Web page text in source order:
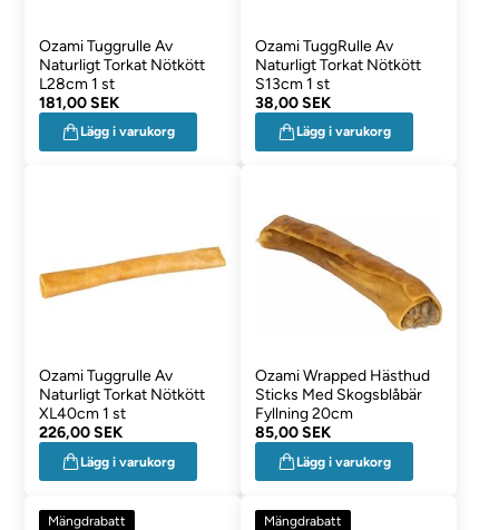
Ozami Tuggrulle Av
Naturligt Torkat Nötkött
L28cm 1 st
181,00 SEK
Lägg i varukorg
Ozami TuggRulle Av
Naturligt Torkat Nötkött
S13cm 1 st
38,00 SEK
Lägg i varukorg
Ozami Tuggrulle Av
Naturligt Torkat Nötkött
XL40cm 1 st
226,00 SEK
Lägg i varukorg
Ozami Wrapped Hästhud
Sticks Med Skogsblåbär
Fyllning 20cm
85,00 SEK
Lägg i varukorg
Mängdrabatt Mängdrabatt